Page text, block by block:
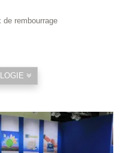
de rembourrage